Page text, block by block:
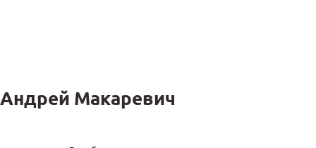
Андрей Макаревич